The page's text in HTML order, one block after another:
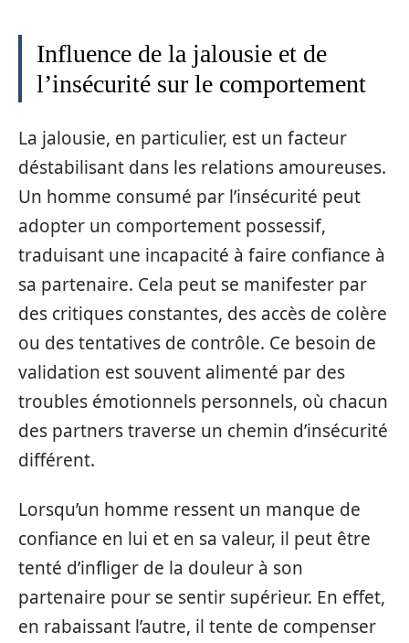
Influence de la jalousie et de
l’insécurité sur le comportement
La jalousie, en particulier, est un facteur
déstabilisant dans les relations amoureuses.
Un homme consumé par l’insécurité peut
adopter un comportement possessif,
traduisant une incapacité à faire confiance à
sa partenaire. Cela peut se manifester par
des critiques constantes, des accès de colère
ou des tentatives de contrôle. Ce besoin de
validation est souvent alimenté par des
troubles émotionnels personnels, où chacun
des partners traverse un chemin d’insécurité
différent.
Lorsqu’un homme ressent un manque de
confiance en lui et en sa valeur, il peut être
tenté d’infliger de la douleur à son
partenaire pour se sentir supérieur. En effet,
en rabaissant l’autre, il tente de compenser